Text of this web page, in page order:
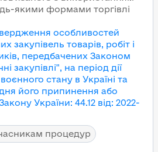
якими формами торгівлі
особливостей
закупівель товарів, робіт і
передбачених Законом
закупівлі", на період дії
стану в Україні та
його припинення або
України: 44.12 від: 2022-
процедур